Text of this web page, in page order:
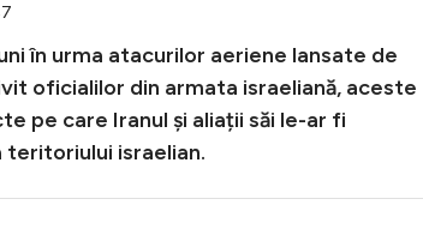
în urma atacurilor aeriene lansate de
oficialilor din armata israeliană, aceste
pe care Iranul și aliații săi le-ar fi
israelian.